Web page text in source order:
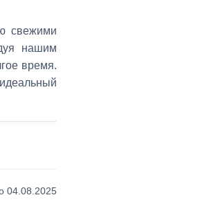
свежими
нашим
время.
04.08.2025